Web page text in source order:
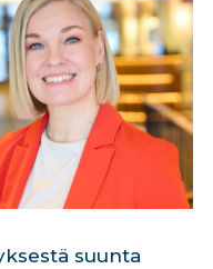
suunta